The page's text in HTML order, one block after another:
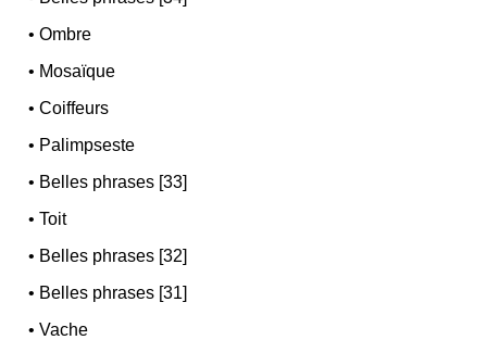
•Ombre
• Mosaïque
•Coiffeurs
• Palimpseste
• Belles phrases [33]
•Toit
• Belles phrases [32]
• Belles phrases [31]
•Vache